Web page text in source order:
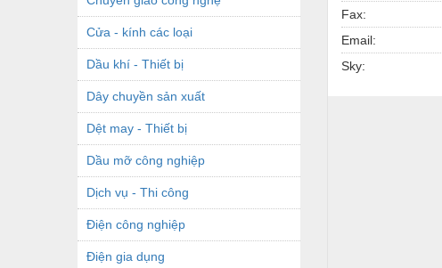
Cửa - kính các loại
Dầu khí - Thiết bị
Dây chuyền sản xuất
Dệt may - Thiết bị
Dầu mỡ công nghiệp
Dịch vụ - Thi công
Điện công nghiệp
Điện gia dụng
Fax:
Email:
Sky: